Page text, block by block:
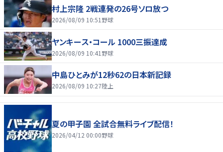
村上宗隆 2戦連発の26号ソロ放つ
2026/08/09 10:51 野球
ヤンキース・コール 1000三振達成
2026/08/09 10:41 野球
中島ひとみが12秒62の日本新記録
2026/08/09 10:27陸上
夏の甲子園 全試合無料ライブ配信！
2026/04/12 00:00野球